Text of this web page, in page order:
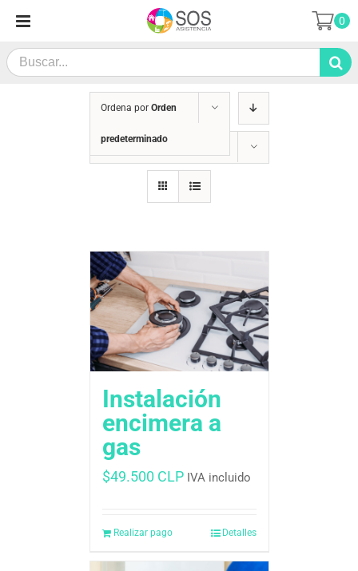
contenido
Search
for:
0
Ordena por Orden
predeterminado
Mostrar
Instalación
encimera a
gas
$49.500 CLP IVA incluido
Realizar pago Detalles